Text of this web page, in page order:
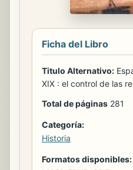
Ficha del Libro
Titulo Alternativo:
XIX : el control de las
Total de páginas 281
Categoría:
Historia
Formatos disponibles: